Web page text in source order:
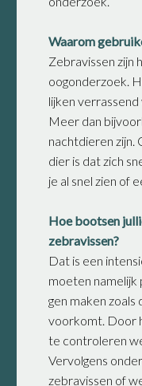
Waarom
Zebravissen zijn
oogonderzoek.
lijken verrassend
Meer dan
nachtdieren zijn.
dier is dat zich
je al snel zien of
Hoe bootsen
zebravissen?
Dat is een
moeten
gen maken
voorkomt. Door
te controleren
Vervolgens
zebravissen of